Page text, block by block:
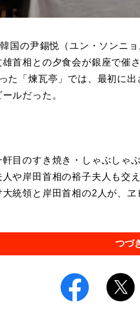
国の尹錫悦（ユン・ソンニョ
首相との夕食会が銀座で催
た「煉瓦亭」では、最初に出
ルだった。
目のすき焼き・しゃぶしゃ
人や岸田首相の裕子夫人も交
統領と岸田首相の2人が、
つづ